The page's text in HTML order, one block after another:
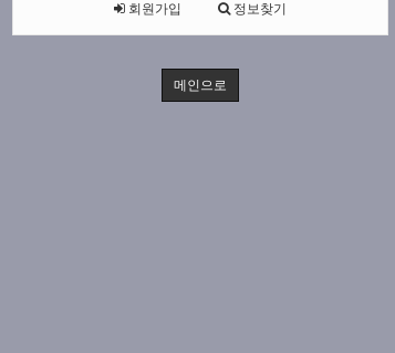
회원가입 정보찾기
메인으로